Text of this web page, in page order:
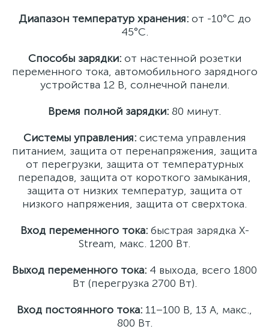
Диапазон температур хранения:от -10°C до
45°C.
Способы зарядки:от настенной розетки
переменного тока, автомобильного зарядного
устройства 12 В, солнечной панели.
Время полной зарядки: 80 минут.
Системы управления:система управления
питанием, защита от перенапряжения, защита
от перегрузки, защита от температурных
перепадов, защита от короткого замыкания,
защита от низких температур, защита от
низкого напряжения, защита от сверхтока.
Вход переменного тока:быстрая зарядка X-
Stream, макс. 1200 Вт.
Выход переменного тока: 4 выхода, всего 1800
Вт (перегрузка 2700 Вт).
Вход постоянного тока: 11–100 В, 13 А, макс.,
800 Вт.